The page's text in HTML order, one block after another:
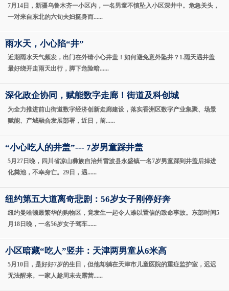
7月14日，新疆乌鲁木齐一小区内，一名男童不慎坠入小区深井中。危急关头，
一对来自东北的六旬夫妇挺身而......
雨水天，小心陷“井”
近期雨水天气频发，出门在外请小心井盖！如何避免意外坠井？1.雨天遇井盖
最好绕开走雨天出行，脚下危险暗......
深化政企协同，赋能数字走廊！街道及科创城
为全力推进前山街道数字经济创新走廊建设，落实香洲区数字产业集聚、场景
赋能、产城融合发展部署，近日，前......
“小心吃人的井盖”--- 7岁男童踩井盖
5月27日晚，四川省凉山彝族自治州雷波县永盛镇一名7岁男童踩到井盖后掉进
化粪池，不幸身亡。29日，遇......
纽约第五大道离奇悲剧：56岁女子刚停好奔
纽约曼哈顿最繁华的购物区，竟发生一起令人难以置信的致命事故。东部时间5
月18日晚，一名56岁女子驾车......
小区暗藏“吃人”竖井：天津两男童从6米高
5月10日，是好好7岁的生日，但他却躺在天津市儿童医院的重症监护室，迟迟
无法醒来。一家人趁周末去露营......